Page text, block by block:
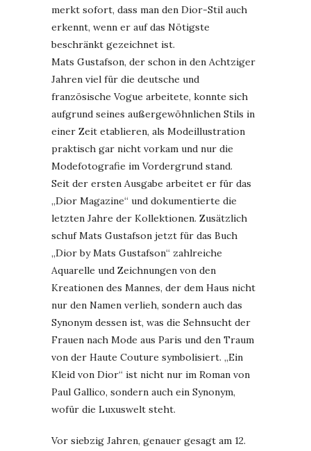
merkt sofort, dass man den Dior-Stil auch
erkennt, wenn er auf das Nötigste
beschränkt gezeichnet ist.
Mats Gustafson, der schon in den Achtziger
Jahren viel für die deutsche und
französische Vogue arbeitete, konnte sich
aufgrund seines außergewöhnlichen Stils in
einer Zeit etablieren, als Modeillustration
praktisch gar nicht vorkam und nur die
Modefotografie im Vordergrund stand.
Seit der ersten Ausgabe arbeitet er für das
„Dior Magazine“ und dokumentierte die
letzten Jahre der Kollektionen. Zusätzlich
schuf Mats Gustafson jetzt für das Buch
„Dior by Mats Gustafson“ zahlreiche
Aquarelle und Zeichnungen von den
Kreationen des Mannes, der dem Haus nicht
nur den Namen verlieh, sondern auch das
Synonym dessen ist, was die Sehnsucht der
Frauen nach Mode aus Paris und den Traum
von der Haute Couture symbolisiert. „Ein
Kleid von Dior“ ist nicht nur im Roman von
Paul Gallico, sondern auch ein Synonym,
wofür die Luxuswelt steht.
Vor siebzig Jahren, genauer gesagt am 12.